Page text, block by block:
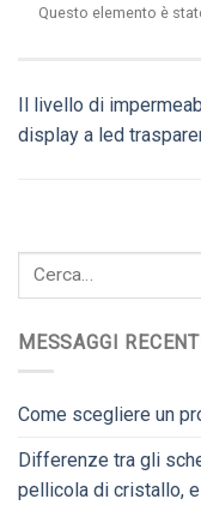
Questo elemento è
Il livello di
display a led
MESSAGGI
Come scegliere un
Differenze tra gli
pellicola di cristallo,